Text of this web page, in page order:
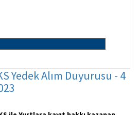
Yedek Alım Duyurusu - 4